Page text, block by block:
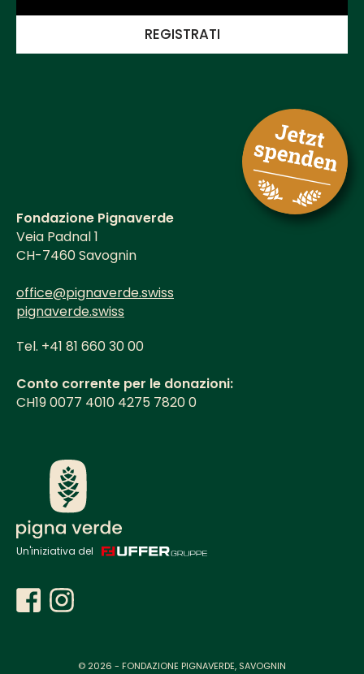
Un'iniziativa del
Fondazione Pignaverde
Veia Padnal 1
CH-7460 Savognin
office@pignaverde.swiss
pignaverde.swiss
Tel. +41 81 660 30 00
Conto corrente per le donazioni:
CH19 0077 4010 4275 7820 0
© 2026 - FONDAZIONE PIGNAVERDE, SAVOGNIN
Questo sito utilizza i cookie. Per saperne di più su come
utilizziamo i cookie e su come potete modificare le vostre